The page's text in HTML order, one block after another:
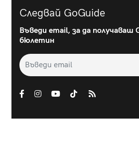
Следвай GoGuide
Въведи email, за да получаваш
бюлетин